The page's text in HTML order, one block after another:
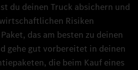
du deinen Truck absichern und
Risiken
das am besten zu deinen
gehe gut vorbereitet in deinen
die beim Kauf eines